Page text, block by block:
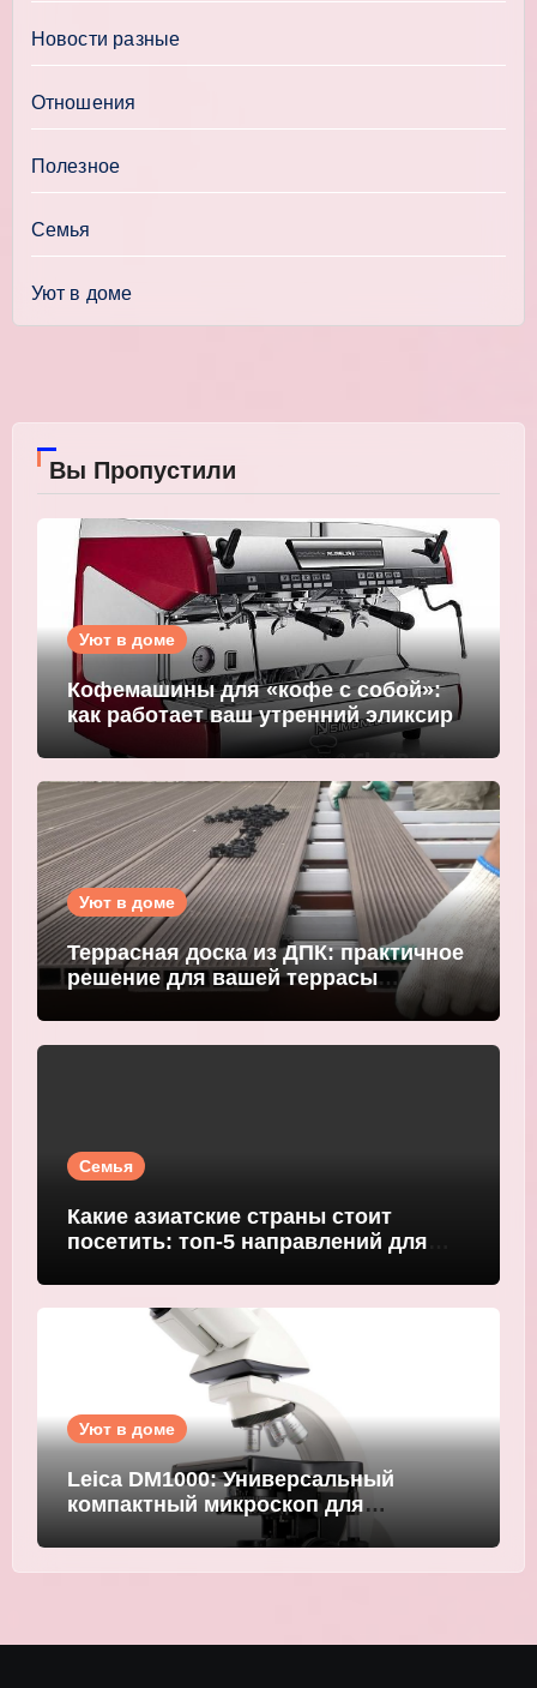
Новости разные
Отношения
Полезное
Семья
Уют в доме
Вы Пропустили
Уют в доме
Кофемашины для «кофе с собой»:
как работает ваш утренний эликсир
Уют в доме
Террасная доска из ДПК: практичное
решение для вашей террасы
Семья
Какие азиатские страны стоит
посетить: топ-5 направлений для
Уют в доме
Leica DM1000: Универсальный
компактный микроскоп для
современных лабораторий